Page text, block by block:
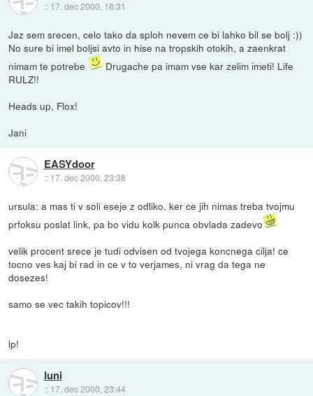
:: 17. dec 2000, 18:31
Jaz sem srecen, celo tako da sploh nevem ce bi lahko bil se bolj :))
No sure bi imel boljsi avto in hise na tropskih otokih, a zaenkrat
nimam te potrebe
Drugache pa imam vse kar zelim imeti! Life
RULZ!!
Heads up, Flox!
Jani
EASYdoor
:: 17. dec 2000, 23:38
ursula: a mas ti v soli eseje z odliko, ker ce jih nimas treba tvojmu
prfoksu poslat link, pa bo vidu kolk punca obvlada zadevo
velik procent srece je tudi odvisen od tvojega koncnega cilja! ce
tocno ves kaj bi rad in ce v to verjames, ni vrag da tega ne
dosezes!
samo se vec takih topicov!!!
lp!
luni
:: 17. dec 2000, 23:44